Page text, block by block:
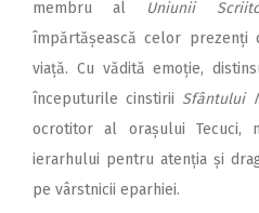
membru al Uniunii
împărtășească celor prezenți
viață. Cu vădită emoție,
începuturile cinstirii Sfântului
ocrotitor al orașului Tecuci,
ierarhului pentru atenția și
pe vârstnicii eparhiei.